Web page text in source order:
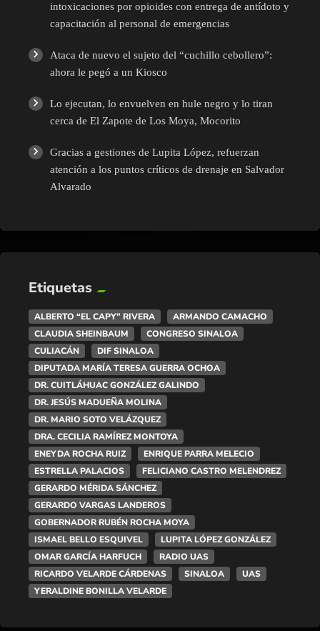
intoxicaciones por opioides con entrega de antídoto y
capacitación al personal de emergencias
Ataca de nuevo el sujeto del “cuchillo cebollero”:
ahora le pegó a un Kiosco
Lo ejecutan, lo envuelven en hule negro y lo tiran
cerca de El Zapote de Los Moya, Mocorito
Gracias a gestiones de Lupita López, refuerzan
atención a los puntos críticos de drenaje en Salvador
Alvarado
Etiquetas
ALBERTO “EL CAPY” RIVERA
ARMANDO CAMACHO
CLAUDIA SHEINBAUM
CONGRESO SINALOA
CULIACÁN
DIF SINALOA
DIPUTADA MARÍA TERESA GUERRA OCHOA
DR. CUITLÁHUAC GONZÁLEZ GALINDO
DR. JESÚS MADUEÑA MOLINA
DR. MARIO SOTO VELÁZQUEZ
DRA. CECILIA RAMÍREZ MONTOYA
ENEYDA ROCHA RUIZ
ENRIQUE PARRA MELECIO
ESTRELLA PALACIOS
FELICIANO CASTRO MELENDREZ
GERARDO MÉRIDA SÁNCHEZ
GERARDO VARGAS LANDEROS
GOBERNADOR RUBÉN ROCHA MOYA
ISMAEL BELLO ESQUIVEL
LUPITA LÓPEZ GONZÁLEZ
OMAR GARCÍA HARFUCH
RADIO UAS
RICARDO VELARDE CÁRDENAS
SINALOA
UAS
YERALDINE BONILLA VELARDE